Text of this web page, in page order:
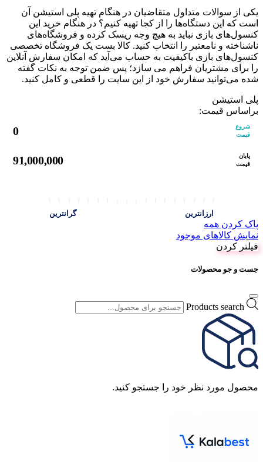
یکی از سوالات متداول متقاضیان در هنگام تهیه پلی استیشن آن
است که این دستگاه‌ها را از کجا تهیه کنیم؟ در هنگام خرید این
کنسول‌های بازی نباید به هیچ وجه ریسک کرده و فروشگاه‌های
ناشناخته و نامعتبر را انتخاب کنید. کالا بست یک فروشگاه تخصصی
کنسول‌های بازی باکیفیت به حساب می‌آید که امکان سفارش آنلاین
را برای مشتریان فراهم می ‌سازد؛ پس ضمن توجه به نکات گفته
شده می‌توانید سفارش خود از این سایت را قطعی و کامل کنید.
پلی استیشن
براساس قیمت:
شروع
قیمت
0
پایان
قیمت
91,000,000
ارزانترین گرانترین
پاک کردن همه
نمایش کالاهای موجود
فیلتر کردن
جست و جو محصولات
Products search
محصول مورد نظر خود را جستجو کنید.